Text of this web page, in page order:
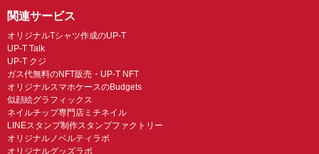
関連サービス
オリジナルTシャツ作成のUP-T
UP-T Talk
UP-T クジ
ガス代無料のNFT販売・UP-T NFT
オリジナルスマホケースのBudgets
似顔絵グラフィックス
ネイルチップ専門店ミチネイル
LINEスタンプ制作スタンプファクトリー
オリジナルノベルティラボ
オリジナルグッズラボ